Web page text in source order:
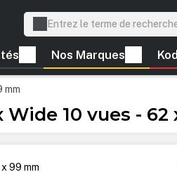
Nos Marques
mm
Wide 10 vues - 62